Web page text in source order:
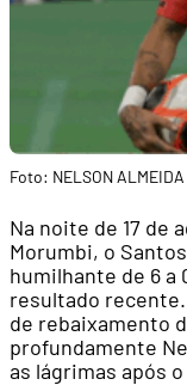
Foto: NELSON
Na noite de 17 de
Morumbi, o
humilhante de 6 a
resultado
de rebaixamento
profundamente
as lágrimas após